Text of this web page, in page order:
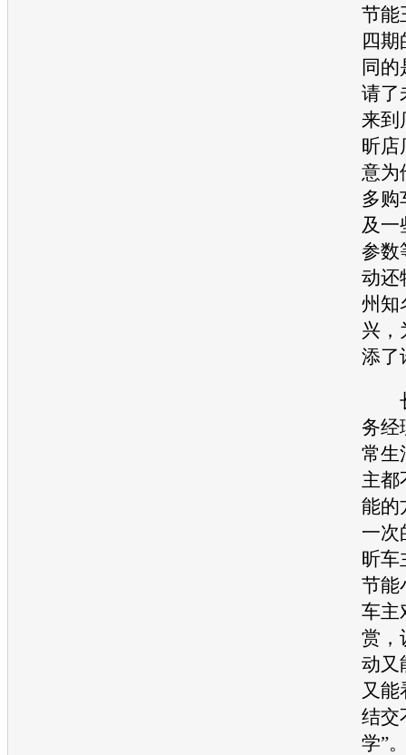
节能
四期
同
请了
来到
昕店
意为
多购
及一
参数
动还
州知
兴，
添了
长
务经
常生
主都
能的
一次
昕车
节能
车主
赏，
动又
又能
结交
学”